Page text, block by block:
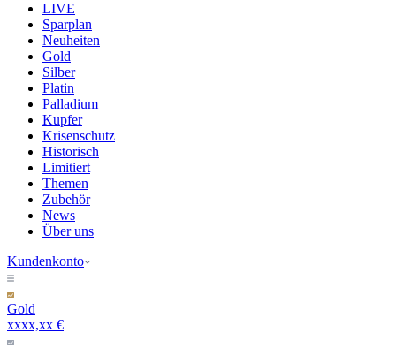
LIVE
Sparplan
Neuheiten
Gold
Silber
Platin
Palladium
Kupfer
Krisenschutz
Historisch
Limitiert
Themen
Zubehör
News
Über uns
Kundenkonto
Gold
xxxx,xx €